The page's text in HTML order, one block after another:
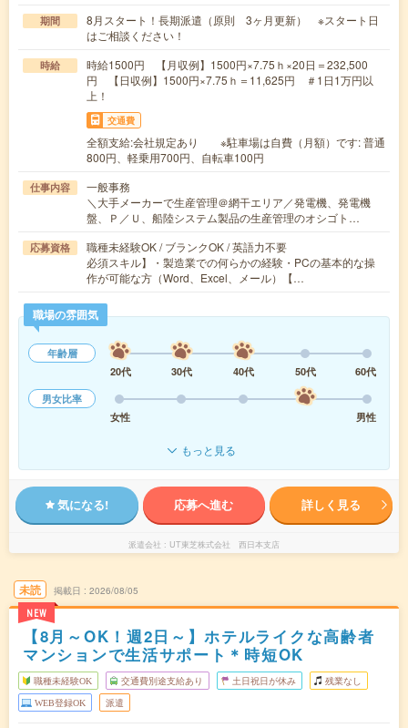
期間
8月スタート！長期派遣（原則 3ヶ月更新） ※スタート日
はご相談ください！
時給
時給1500円 【月収例】1500円×7.75ｈ×20日＝232,500
円 【日収例】1500円×7.75ｈ＝11,625円 ＃1日1万円以
上！
交通費
全額支給:会社規定あり ※駐車場は自費（月額）です: 普通
800円、軽乗用700円、自転車100円
仕事内容
一般事務
＼大手メーカーで生産管理＠網干エリア／発電機、発電機
盤、Ｐ／Ｕ、船陸システム製品の生産管理のオシゴト…
応募資格
職種未経験OK / ブランクOK / 英語力不要
必須スキル】・製造業での何らかの経験・PCの基本的な操
作が可能な方（Word、Excel、メール）【…
職場の雰囲気
年齢層
20代
30代 40代 50代
60代
男女比率
女性
男性
もっと見る
気になる! 応募へ進む 詳しく見る
派遣会社 UT東芝株式会社 西日本支店
未読
NEW
掲載日 2026/08/05
【8月～OK！週2日～】ホテルライクな高齢者
マンションで生活サポート＊時短OK
職種未経験OK 交通費別途支給あり 土日祝日が休み 残業なし
WEB登録OK 派遣